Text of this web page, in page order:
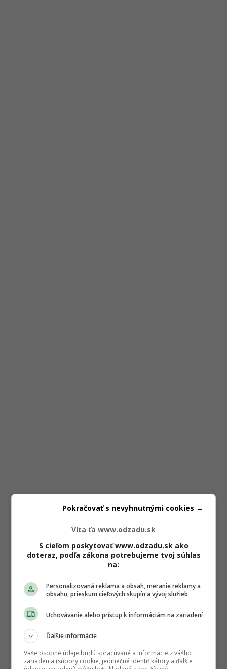
Víta ťa www.odzadu.sk
S cieľom poskytovať www.odzadu.sk ako
doteraz, podľa zákona potrebujeme tvoj súhlas
na:
Personalizovaná reklama a obsah, meranie reklamy a
obsahu, prieskum cieľových skupín a vývoj služieb
Uchovávanie alebo prístup k informáciám na zariadení
Ďalšie informácie
Vaše osobné údaje budú spracúvané a informácie z vášho
zariadenia (súbory cookie, jedinečné identifikátory a ďalšie
Pokračovať s nevyhnutnými cookies →